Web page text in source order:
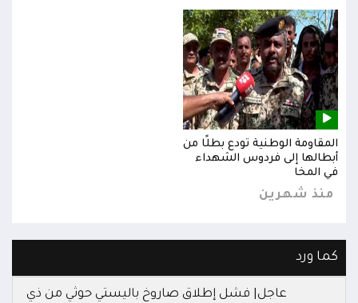
المقاومة الوطنية تودع بطلًا من
أبطالها إلى فردوس الشهداء
في المخا
منذ شهرين
كما ورد
عاجل| فشل إطلاق صاروخ باليستي حوثي من ذي